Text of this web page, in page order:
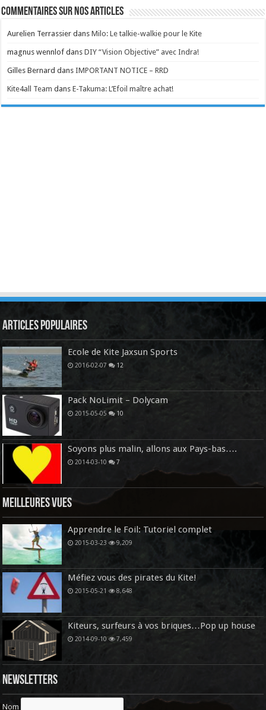
Commentaires sur nos articles
Aurelien Terrassier dansMilo: Le talkie-walkie pour le Kite
magnus wennlof dansDIY “Vision Objective” avec Indra!
Gilles Bernard dansIMPORTANT NOTICE – RRD
Kite4all Team dansE-Takuma: L’Efoil maître achat!
Articles Populaires
Ecole de Kite Jaxsun Sports
2016-02-07 12
Pack NoLimit – Dolycam
2015-05-05 10
Soyons plus malin, allons aux Pays-bas….
2014-03-10 7
Meilleures vues
Apprendre le Foil: Tutoriel complet
2015-03-23 9,209
Méfiez vous des pirates du Kite!
2015-05-21 8,648
Kiteurs, surfeurs à vos briques…Pop up house
2014-09-10 7,459
Newsletters
Nom